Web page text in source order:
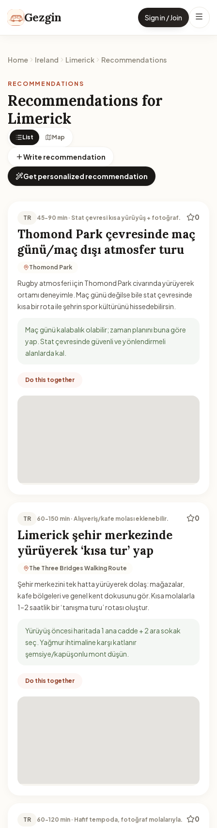
Gezgin Sign in / Join
Home Ireland Limerick Recommendations
RECOMMENDATIONS
Recommendations for
Limerick
List Map
Write recommendation
Get personalized recommendation
TR 45-90 min · Stat çevresi kısa yürüyüş + fotoğraf. 0
Thomond Park çevresinde maç
günü/maç dışı atmosfer turu
Thomond Park
Rugby atmosferi için Thomond Park civarında yürüyerek
ortamı deneyimle. Maç günü değilse bile stat çevresinde
kısa bir rota ile şehrin spor kültürünü hissedebilirsin.
Maç günü kalabalık olabilir; zaman planını buna göre
yap. Stat çevresinde güvenli ve yönlendirmeli
alanlarda kal.
Do this together
TR 60-150 min · Alışveriş/kafe molası eklenebilir. 0
Limerick şehir merkezinde
yürüyerek ‘kısa tur’ yap
The Three Bridges Walking Route
Şehir merkezini tek hatta yürüyerek dolaş: mağazalar,
kafe bölgeleri ve genel kent dokusunu gör. Kısa molalarla
1–2 saatlik bir ‘tanışma turu’ rotası oluştur.
Yürüyüş öncesi haritada 1 ana cadde + 2 ara sokak
seç. Yağmur ihtimaline karşı katlanır
şemsiye/kapüşonlu mont düşün.
Do this together
TR 60-120 min · Hafif tempoda, fotoğraf molalarıyla. 0